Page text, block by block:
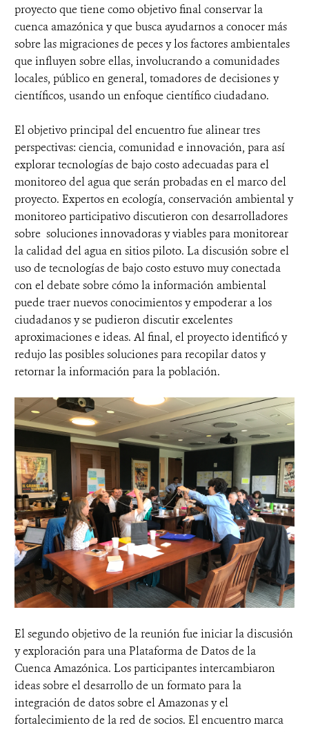
proyecto que tiene como objetivo final conservar la
cuenca amazónica y que busca ayudarnos a conocer más
sobre las migraciones de peces y los factores ambientales
que influyen sobre ellas, involucrando a comunidades
locales, público en general, tomadores de decisiones y
científicos, usando un enfoque científico ciudadano.
El objetivo principal del encuentro fue alinear tres
perspectivas: ciencia, comunidad e innovación, para así
explorar tecnologías de bajo costo adecuadas para el
monitoreo del agua que serán probadas en el marco del
proyecto. Expertos en ecología, conservación ambiental y
monitoreo participativo discutieron con desarrolladores
sobre soluciones innovadoras y viables para monitorear
la calidad del agua en sitios piloto. La discusión sobre el
uso de tecnologías de bajo costo estuvo muy conectada
con el debate sobre cómo la información ambiental
puede traer nuevos conocimientos y empoderar a los
ciudadanos y se pudieron discutir excelentes
aproximaciones e ideas. Al final, el proyecto identificó y
redujo las posibles soluciones para recopilar datos y
retornar la información para la población.
El segundo objetivo de la reunión fue iniciar la discusión
y exploración para una Plataforma de Datos de la
Cuenca Amazónica. Los participantes intercambiaron
ideas sobre el desarrollo de un formato para la
integración de datos sobre el Amazonas y el
fortalecimiento de la red de socios. El encuentro marca